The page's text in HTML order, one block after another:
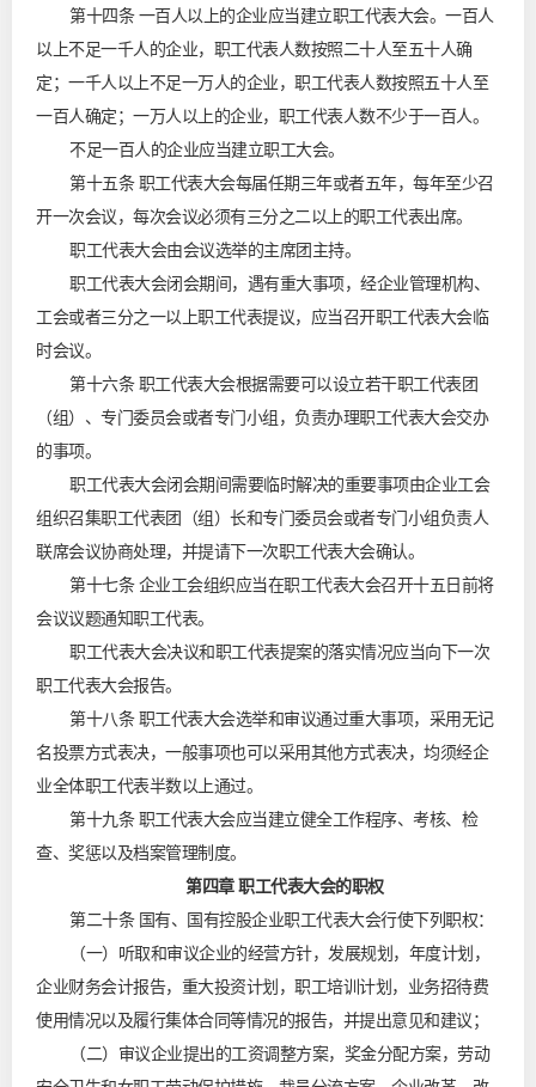
第十四条 一百人以上的企业应当建立职工代表大会。一百人
以上不足一千人的企业，职工代表人数按照二十人至五十人确
定；一千人以上不足一万人的企业，职工代表人数按照五十人至
一百人确定；一万人以上的企业，职工代表人数不少于一百人。
不足一百人的企业应当建立职工大会。
第十五条 职工代表大会每届任期三年或者五年，每年至少召
开一次会议，每次会议必须有三分之二以上的职工代表出席。
职工代表大会由会议选举的主席团主持。
职工代表大会闭会期间，遇有重大事项，经企业管理机构、
工会或者三分之一以上职工代表提议，应当召开职工代表大会临
时会议。
第十六条 职工代表大会根据需要可以设立若干职工代表团
（组）、专门委员会或者专门小组，负责办理职工代表大会交办
的事项。
职工代表大会闭会期间需要临时解决的重要事项由企业工会
组织召集职工代表团（组）长和专门委员会或者专门小组负责人
联席会议协商处理，并提请下一次职工代表大会确认。
第十七条 企业工会组织应当在职工代表大会召开十五日前将
会议议题通知职工代表。
职工代表大会决议和职工代表提案的落实情况应当向下一次
职工代表大会报告。
第十八条 职工代表大会选举和审议通过重大事项，采用无记
名投票方式表决，一般事项也可以采用其他方式表决，均须经企
业全体职工代表半数以上通过。
第十九条 职工代表大会应当建立健全工作程序、考核、检
查、奖惩以及档案管理制度。
第四章 职工代表大会的职权
第二十条 国有、国有控股企业职工代表大会行使下列职权：
（一）听取和审议企业的经营方针，发展规划，年度计划，
企业财务会计报告，重大投资计划，职工培训计划，业务招待费
使用情况以及履行集体合同等情况的报告，并提出意见和建议；
（二）审议企业提出的工资调整方案，奖金分配方案，劳动